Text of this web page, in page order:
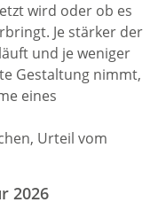
wird oder ob es
Je stärker der
und je weniger
Gestaltung nimmt,
eines
Urteil vom
2026